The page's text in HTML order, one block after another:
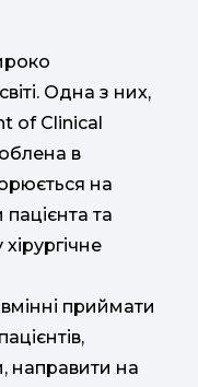
Одна з них,
of Clinical
в
на
та
приймати
направити на